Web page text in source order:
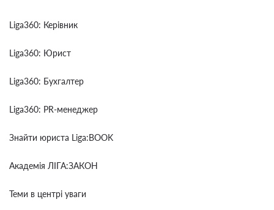
Liga360: Керівник
Liga360: Юрист
Liga360: Бухгалтер
Liga360: PR-менеджер
Знайти юриста Liga:BOOK
Академія ЛІГА:ЗАКОН
Теми в центрі уваги